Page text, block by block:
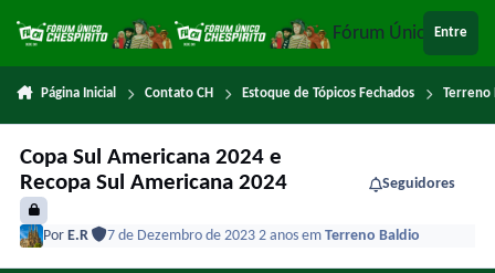
Fórum ÚnicoEntre
Página Inicial Contato CH Estoque de Tópicos Fechados
Copa Sul Americana 2024 e
Recopa Sul Americana 2024
Seguidores
PorE.R 7 de Dezembro de 20232 anosemTerreno Baldio